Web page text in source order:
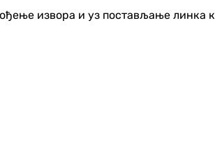
извора и уз постављање линка